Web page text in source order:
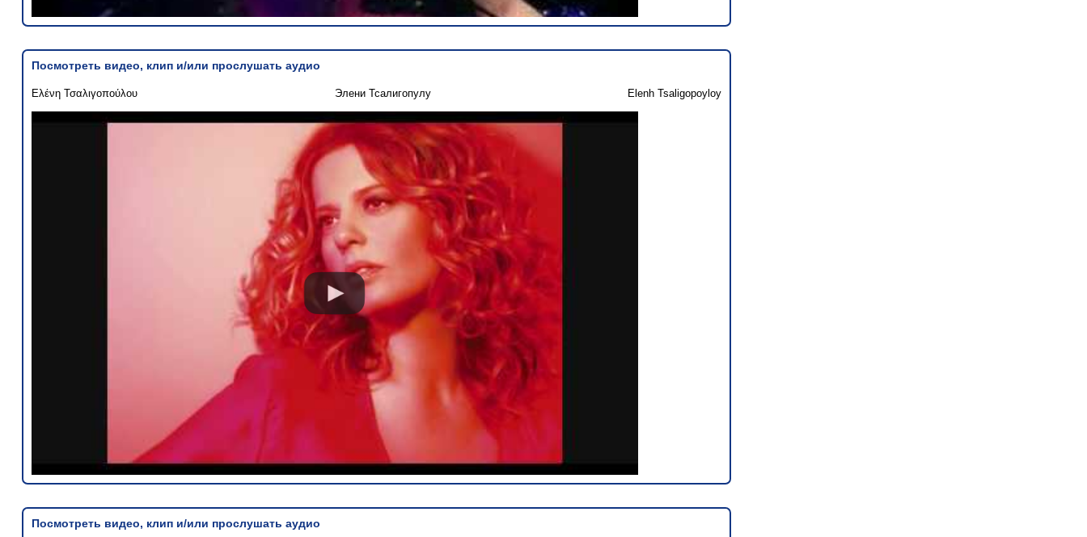
Посмотреть видео, клип и/или прослушать аудио
Ελένη Τσαλιγοπούλου Элени Тсалигопулу Elenh Tsaligopoyloy
Посмотреть видео, клип и/или прослушать аудио